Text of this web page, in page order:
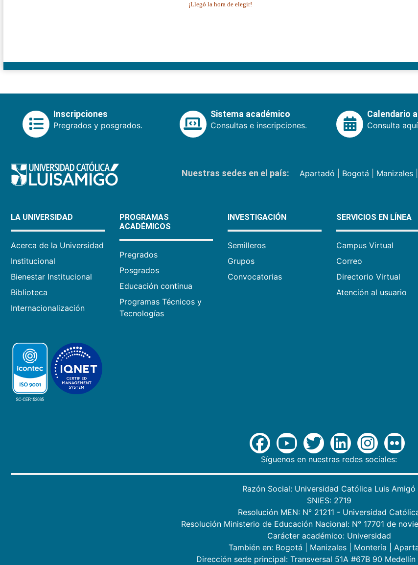
¡Llegó la hora de elegir!
Inscripciones
Pregrados y posgrados.
Sistema académico
Consultas e inscripciones.
Calendario
Consulta
Nuestras sedes en el país: Apartadó Bogotá Manizales|
LA UNIVERSIDAD
Acerca de la Universidad
Institucional
Bienestar Institucional
Biblioteca
Internacionalización
PROGRAMAS
ACADÉMICOS
Pregrados
Posgrados
Educación continua
Programas Técnicos y
Tecnologías
INVESTIGACIÓN
Semilleros
Grupos
Convocatorias
SERVICIOS EN LÍNEA
Campus Virtual
Correo
Directorio Virtual
Atención al usuario
Síguenos en nuestras redes sociales:
Razón Social: Universidad Católica Luis Amigó
SNIES: 2719
Resolución MEN: N° 21211 - Universidad
Resolución Ministerio de Educación Nacional: N° 17701 de
Carácter académico: Universidad
También en: Bogotá Manizales Montería
Dirección sede principal: Transversal 51A #67B 90